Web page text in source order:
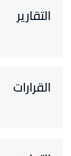
التقارير
القرارات